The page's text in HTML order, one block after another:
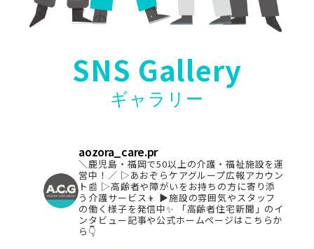
SNS Gallery
ギャラリー
aozora_care.pr
＼鹿児島・福岡で50以上の介護・福祉施設を運
営中！／ ▷あおぞらケアグループ広報アカウン
ト📰 ▷高齢者や障がいをお持ちの方に寄り添
う介護サービス👦 ▶︎施設の雰囲気やスタッフ
の働く様子を発信中✨
「高齢者住宅新聞」のイ
ンタビュー記事や公式ホームページはこちらか
ら👇